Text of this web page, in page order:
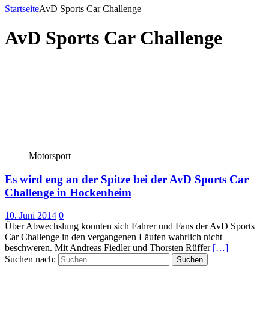
StartseiteAvD Sports Car Challenge
AvD Sports Car Challenge
Motorsport
Es wird eng an der Spitze bei der AvD Sports Car
Challenge in Hockenheim
10. Juni 2014 0
Über Abwechslung konnten sich Fahrer und Fans der AvD Sports
Car Challenge in den vergangenen Läufen wahrlich nicht
beschweren. Mit Andreas Fiedler und Thorsten Rüffer […]
Suchen nach: